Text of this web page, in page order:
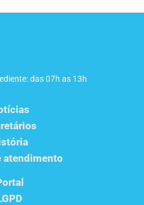
das 07h as 13h
atendimento